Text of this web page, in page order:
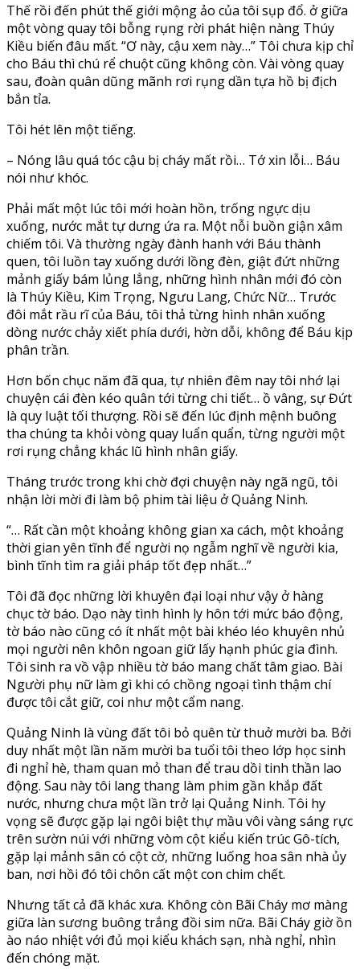
Thế rồi đến phút thế giới mộng ảo của tôi sụp đổ. ở giữa
một vòng quay tôi bỗng rụng rời phát hiện nàng Thúy
Kiều biến đâu mất. “Ơ này, cậu xem này…” Tôi chưa kịp chỉ
cho Báu thì chú rể chuột cũng không còn. Vài vòng quay
sau, đoàn quân dũng mãnh rơi rụng dần tựa hồ bị địch
bắn tỉa.
Tôi hét lên một tiếng.
– Nóng lâu quá tóc cậu bị cháy mất rồi… Tớ xin lỗi… Báu
nói như khóc.
Phải mất một lúc tôi mới hoàn hồn, trống ngực dịu
xuống, nước mắt tự dưng ứa ra. Một nỗi buồn giận xâm
chiếm tôi. Và thường ngày đành hanh với Báu thành
quen, tôi luồn tay xuống dưới lồng đèn, giật đứt những
mảnh giấy bám lủng lẳng, những hình nhân mới đó còn
là Thúy Kiều, Kim Trọng, Ngưu Lang, Chức Nữ… Trước
đôi mắt rầu rĩ của Báu, tôi thả từng hình nhân xuống
dòng nước chảy xiết phía dưới, hờn dỗi, không để Báu kịp
phân trần.
Hơn bốn chục năm đã qua, tự nhiên đêm nay tôi nhớ lại
chuyện cái đèn kéo quân tới từng chi tiết… ồ vâng, sự Đứt
là quy luật tối thượng. Rồi sẽ đến lúc định mệnh buông
tha chúng ta khỏi vòng quay luẩn quẩn, từng người một
rơi rụng chẳng khác lũ hình nhân giấy.
Tháng trước trong khi chờ đợi chuyện này ngã ngũ, tôi
nhận lời mời đi làm bộ phim tài liệu ở Quảng Ninh.
“… Rất cần một khoảng không gian xa cách, một khoảng
thời gian yên tĩnh để người nọ ngẫm nghĩ về người kia,
bình tĩnh tìm ra giải pháp tốt đẹp nhất…”
Tôi đã đọc những lời khuyên đại loại như vậy ở hàng
chục tờ báo. Dạo này tình hình ly hôn tới mức báo động,
tờ báo nào cũng có ít nhất một bài khéo léo khuyên nhủ
mọi người nên khôn ngoan giữ lấy hạnh phúc gia đình.
Tôi sinh ra vồ vập nhiều tờ báo mang chất tâm giao. Bài
Người phụ nữ làm gì khi có chồng ngoại tình thậm chí
được tôi cắt giữ, coi như một cẩm nang.
Quảng Ninh là vùng đất tôi bỏ quên từ thuở mười ba. Bởi
duy nhất một lần năm mười ba tuổi tôi theo lớp học sinh
đi nghỉ hè, tham quan mỏ than để trau dồi tinh thần lao
động. Sau này tôi lang thang làm phim gần khắp đất
nước, nhưng chưa một lần trở lại Quảng Ninh. Tôi hy
vọng sẽ được gặp lại ngôi biệt thự mầu vôi vàng sáng rực
trên sườn núi với những vòm cột kiểu kiến trúc Gô-tích,
gặp lại mảnh sân có cột cờ, những luống hoa sân nhà ủy
ban, nơi hồi đó tôi chôn cất một con chim chết.
Nhưng tất cả đã khác xưa. Không còn Bãi Cháy mơ màng
giữa làn sương buông trắng đồi sim nữa. Bãi Cháy giờ ồn
ào náo nhiệt với đủ mọi kiểu khách sạn, nhà nghỉ, nhìn
đến chóng mặt.